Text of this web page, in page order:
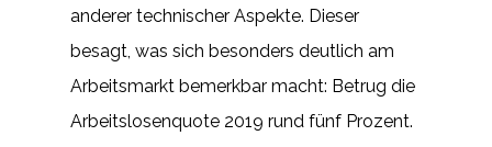
anderer technischer Aspekte. Dieser
besagt, was sich besonders deutlich am
Arbeitsmarkt bemerkbar macht: Betrug die
Arbeitslosenquote 2019 rund fünf Prozent.